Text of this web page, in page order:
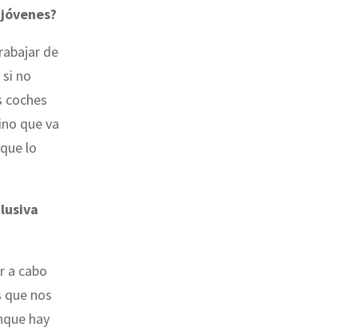
de
no
coches
que va
lo
a cabo
nos
hay